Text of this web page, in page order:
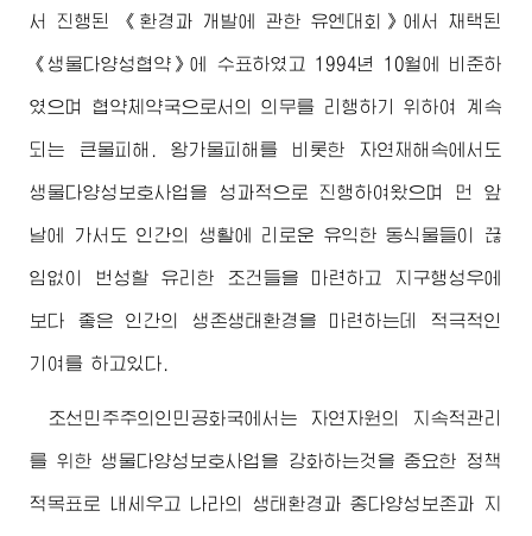
서 진행된 《환경과 개발에 관한 유엔대회》에서 채택된
《생물다양성협약》에 수표하였고 1994년 10월에 비준하
였으며 협약체약국으로서의 의무를 리행하기 위하여 계속
되는 큰물피해. 왕가물피해를 비롯한 자연재해속에서도
생물다양성보호사업을 성과적으로 진행하여왔으며 먼 앞
날에 가서도 인간의 생활에 리로운 유익한 동식물들이 끊
임없이 번성할 유리한 조건들을 마련하고 지구행성우에
보다 좋은 인간의 생존생태환경을 마련하는데 적극적인
기여를 하고있다.
조선민주주의인민공화국에서는 자연자원의 지속적관리
를 위한 생물다양성보호사업을 강화하는것을 중요한 정책
적목표로 내세우고 나라의 생태환경과 종다양성보존과 지